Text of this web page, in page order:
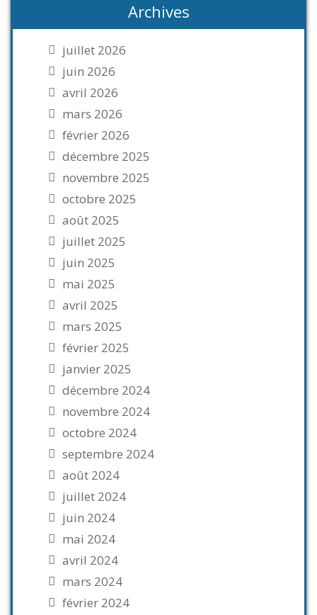
Archives
juillet 2026
juin 2026
avril 2026
mars 2026
février 2026
décembre 2025
novembre 2025
octobre 2025
août 2025
juillet 2025
juin 2025
mai 2025
avril 2025
mars 2025
février 2025
janvier 2025
décembre 2024
novembre 2024
octobre 2024
septembre 2024
août 2024
juillet 2024
juin 2024
mai 2024
avril 2024
mars 2024
février 2024